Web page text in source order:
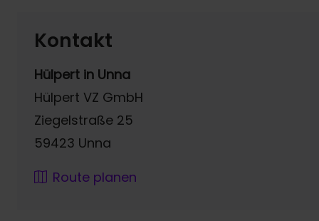
Kontakt
Hülpert in Unna
Hülpert VZ GmbH
Ziegelstraße 25
59423 Unna
Route planen